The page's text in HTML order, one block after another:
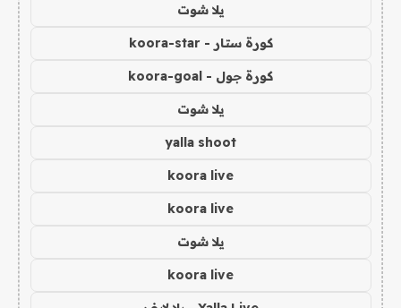
يلا شوت
كورة ستار - koora-star
كورة جول - koora-goal
يلا شوت
yalla shoot
koora live
koora live
يلا شوت
koora live